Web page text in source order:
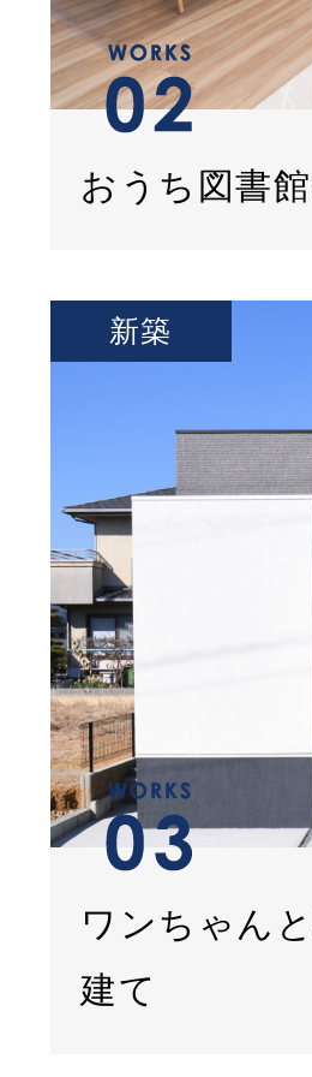
おうち図書
ワンちゃん
建て
新築